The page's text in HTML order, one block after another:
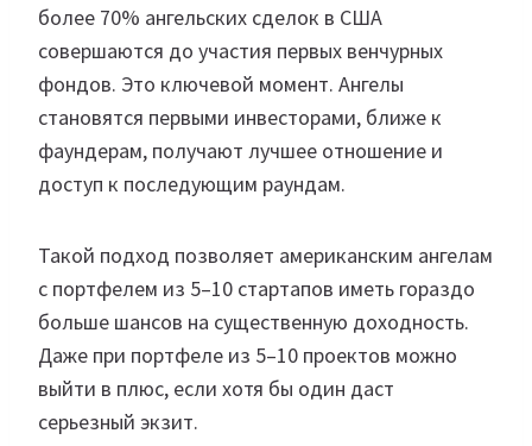
более 70% ангельских сделок в США
совершаются до участия первых венчурных
фондов. Это ключевой момент. Ангелы
становятся первыми инвесторами, ближе к
фаундерам, получают лучшее отношение и
доступ к последующим раундам.
Такой подход позволяет американским ангелам
с портфелем из 5–10 стартапов иметь гораздо
больше шансов на существенную доходность.
Даже при портфеле из 5–10 проектов можно
выйти в плюс, если хотя бы один даст
серьезный экзит.